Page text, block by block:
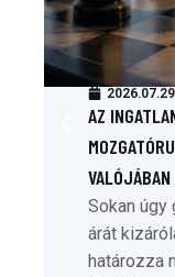
AZ
Sokan úgy
árát
határozza